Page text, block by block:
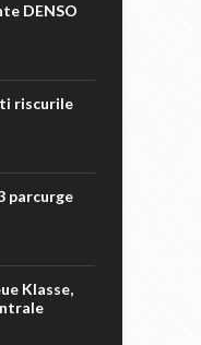
DENSO
riscurile
parcurge
Klasse,